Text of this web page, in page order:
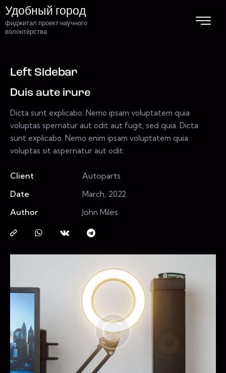
Удобный город
фиджитал проект научного
волонтёрства
Left Sidebar
Duis aute irure
Dicta sunt explicabo. Nemo ipsam voluptatem quia
voluptas spernatur aut odit aut fugit, sed quia. Dicta
sunt explicabo. Nemo enim ipsam voluptatem quia
voluptas sit aspernatur aut odit.
Client
Autoparts
Date
March, 2022
Author
John Miles